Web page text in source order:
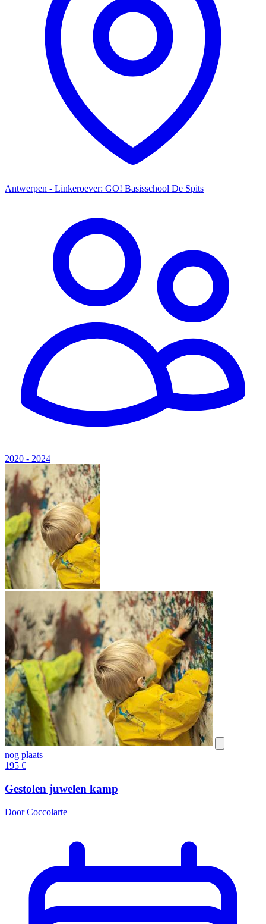
Antwerpen - Linkeroever: GO! Basisschool De Spits
2020 - 2024
nog plaats
195 €
Gestolen juwelen kamp
Door Coccolarte